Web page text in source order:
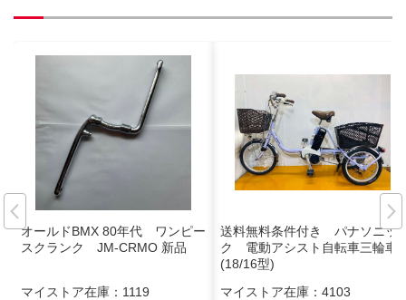
オールドBMX 80年代 ワンピー
スクランク JM-CRMO 新品
マイストア在庫： 1119
送料無料条件付き パナソニッ
ク 電動アシスト自転車三輪車
(18/16型)
マイストア在庫： 4103